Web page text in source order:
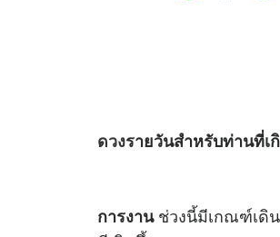
ดวงรายวันสำหรับท่านที่
การงานช่วงนี้มีเกณฑ์เดิน